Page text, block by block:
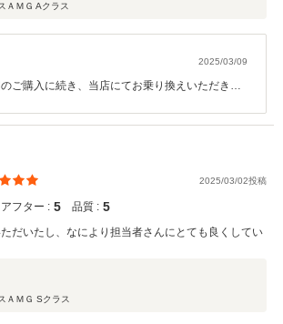
ＡＭＧ Aクラス
2025/03/09
ひ様のカーライフがより豊かになるようサポー
で今後ともどうぞ末永いお付き合いをよろしく
2025/03/02投稿
アフター : 5 品質 : 5
だいたし、なにより担当者さんにとても良くしてい
ＡＭＧ Sクラス